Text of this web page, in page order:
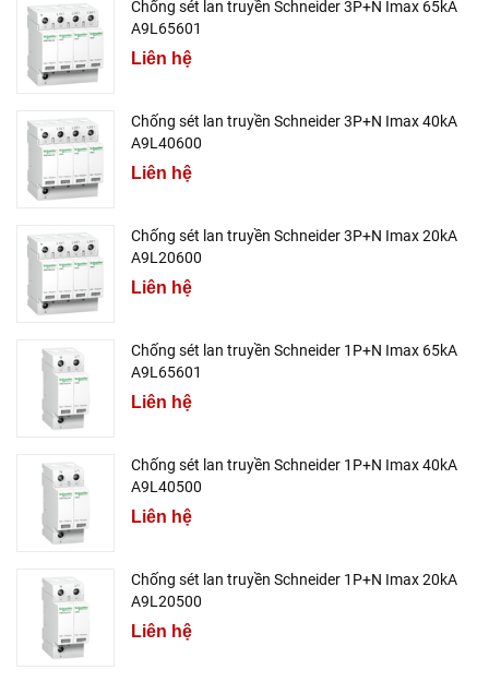
Chống sét lan truyền Schneider 3P+N Imax 65kA
A9L65601
Liên hệ
Chống sét lan truyền Schneider 3P+N Imax 40kA
A9L40600
Liên hệ
Chống sét lan truyền Schneider 3P+N Imax 20kA
A9L20600
Liên hệ
Chống sét lan truyền Schneider 1P+N Imax 65kA
A9L65601
Liên hệ
Chống sét lan truyền Schneider 1P+N Imax 40kA
A9L40500
Liên hệ
Chống sét lan truyền Schneider 1P+N Imax 20kA
A9L20500
Liên hệ